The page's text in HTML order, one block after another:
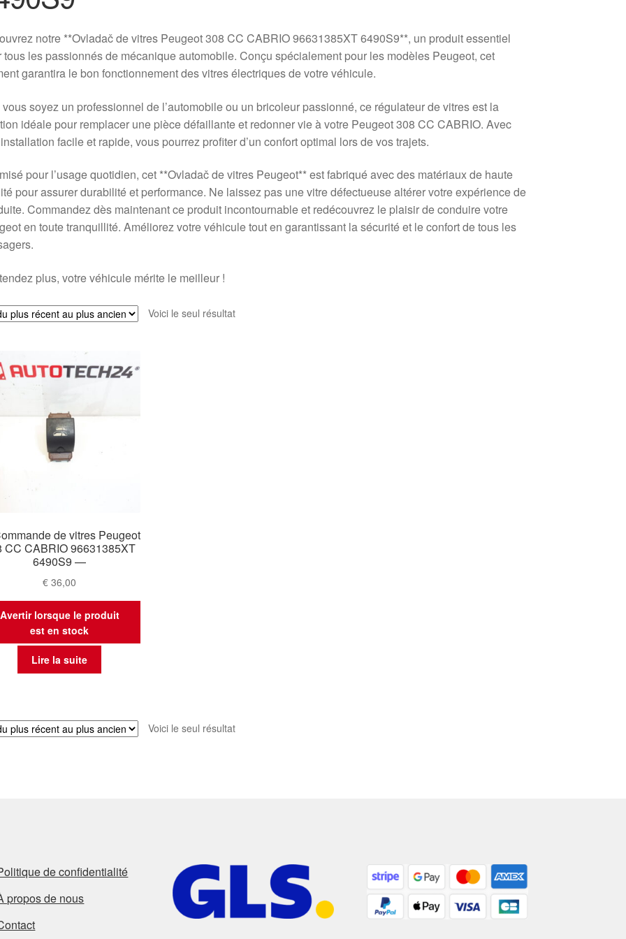
notre **Ovladač de vitres Peugeot 308 CC CABRIO 96631385XT 6490S9**, un produit essentiel
tous les passionnés de mécanique automobile. Conçu spécialement pour les modèles Peugeot, cet
garantira le bon fonctionnement des vitres électriques de votre véhicule.
soyez un professionnel de l’automobile ou un bricoleur passionné, ce régulateur de vitres est la
idéale pour remplacer une pièce défaillante et redonner vie à votre Peugeot 308 CC CABRIO. Avec
facile et rapide, vous pourrez profiter d’un confort optimal lors de vos trajets.
pour l’usage quotidien, cet **Ovladač de vitres Peugeot** est fabriqué avec des matériaux de haute
pour assurer durabilité et performance. Ne laissez pas une vitre défectueuse altérer votre expérience de
Commandez dès maintenant ce produit incontournable et redécouvrez le plaisir de conduire votre
en toute tranquillité. Améliorez votre véhicule tout en garantissant la sécurité et le confort de tous les
plus, votre véhicule mérite le meilleur !
Voici le seul résultat
de vitres Peugeot
CC CABRIO 96631385XT
6490S9 —
€ 36,00
Avertir lorsque le produit
est en stock
Lire la suite
Voici le seul résultat
de confidentialité
propos de nous